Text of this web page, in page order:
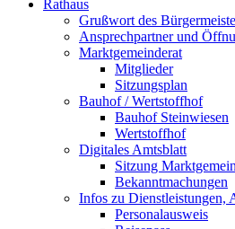
Rathaus
Grußwort des
Ansprechpartner und
Marktgemeinderat
Mitglieder
Sitzungsplan
Bauhof / Wertstoffhof
Bauhof Steinwiesen
Wertstoffhof
Digitales Amtsblatt
Sitzung
Bekanntmachungen
Infos zu Dienstleistungen,
Personalausweis